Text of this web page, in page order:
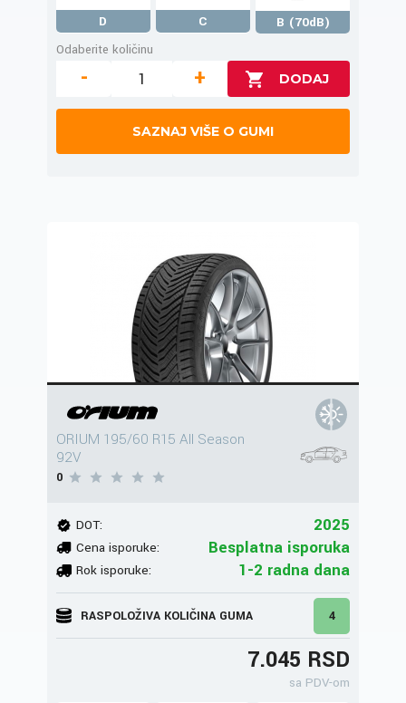
D C
B (70dB)
Odaberite količinu
- +
SAZNAJ VIŠE O GUMI
ORIUM 195/60 R15 All Season
92V
0
DOT: 2025
Cena isporuke: Besplatna isporuka
Rok isporuke: 1-2 radna dana
RASPOLOŽIVA KOLIČINA GUMA 4
7.045 RSD
sa PDV-om